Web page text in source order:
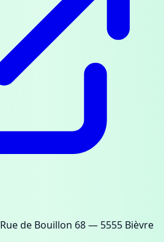
Rue de Bouillon 68— 5555 Bièvre